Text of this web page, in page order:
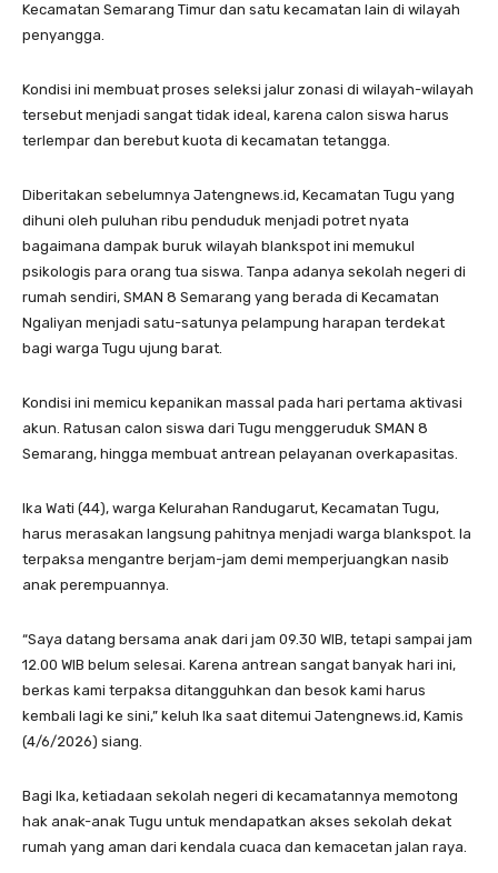
Kecamatan Semarang Timur dan satu kecamatan lain di wilayah
penyangga.
Kondisi ini membuat proses seleksi jalur zonasi di wilayah-wilayah
tersebut menjadi sangat tidak ideal, karena calon siswa harus
terlempar dan berebut kuota di kecamatan tetangga.
Diberitakan sebelumnya Jatengnews.id, Kecamatan Tugu yang
dihuni oleh puluhan ribu penduduk menjadi potret nyata
bagaimana dampak buruk wilayah blankspot ini memukul
psikologis para orang tua siswa. Tanpa adanya sekolah negeri di
rumah sendiri, SMAN 8 Semarang yang berada di Kecamatan
Ngaliyan menjadi satu-satunya pelampung harapan terdekat
bagi warga Tugu ujung barat.
Kondisi ini memicu kepanikan massal pada hari pertama aktivasi
akun. Ratusan calon siswa dari Tugu menggeruduk SMAN 8
Semarang, hingga membuat antrean pelayanan overkapasitas.
Ika Wati (44), warga Kelurahan Randugarut, Kecamatan Tugu,
harus merasakan langsung pahitnya menjadi warga blankspot. Ia
terpaksa mengantre berjam-jam demi memperjuangkan nasib
anak perempuannya.
“Saya datang bersama anak dari jam 09.30 WIB, tetapi sampai jam
12.00 WIB belum selesai. Karena antrean sangat banyak hari ini,
berkas kami terpaksa ditangguhkan dan besok kami harus
kembali lagi ke sini,” keluh Ika saat ditemui Jatengnews.id, Kamis
(4/6/2026) siang.
Bagi Ika, ketiadaan sekolah negeri di kecamatannya memotong
hak anak-anak Tugu untuk mendapatkan akses sekolah dekat
rumah yang aman dari kendala cuaca dan kemacetan jalan raya.